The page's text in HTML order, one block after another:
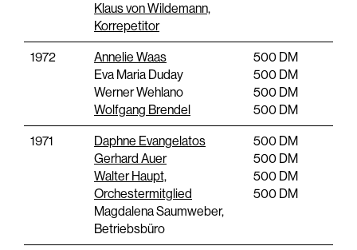
Klaus von Wildemann,
Korrepetitor
1972
Annelie Waas
Eva Maria Duday
Werner Wehlano
Wolfgang Brendel
500 DM
500 DM
500 DM
500 DM
1971
Daphne Evangelatos
Gerhard Auer
Walter Haupt,
Orchestermitglied
Magdalena Saumweber,
Betriebsbüro
500 DM
500 DM
500 DM
500 DM